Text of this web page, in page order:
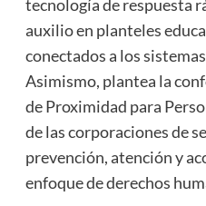
tecnología de respuesta
auxilio en planteles
conectados a los
Asimismo, plantea la
de Proximidad para
de las corporaciones de
prevención, atención y
enfoque de derechos